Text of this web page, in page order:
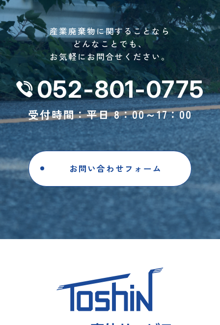
産業廃棄物に関することなら
どんなことでも、
お気軽にお問合せください。
052-801-0775
受付時間：平日 8：00～17：00
お問い合わせフォーム